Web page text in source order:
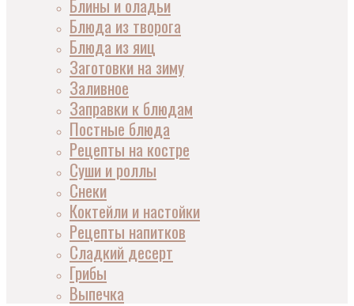
Блины и оладьи
Блюда из творога
Блюда из яиц
Заготовки на зиму
Заливное
Заправки к блюдам
Постные блюда
Рецепты на костре
Суши и роллы
Снеки
Коктейли и настойки
Рецепты напитков
Сладкий десерт
Грибы
Выпечка